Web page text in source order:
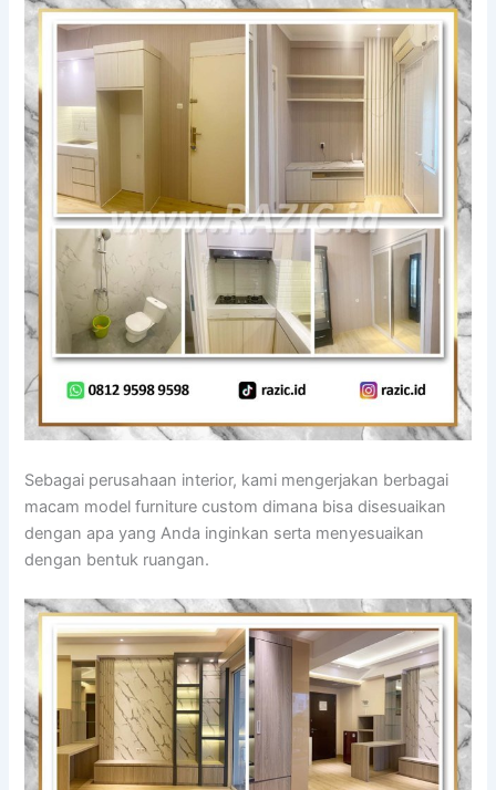
Sebagai perusahaan interior, kami mengerjakan berbagai
macam model furniture custom dimana bisa disesuaikan
dengan apa yang Anda inginkan serta menyesuaikan
dengan bentuk ruangan.